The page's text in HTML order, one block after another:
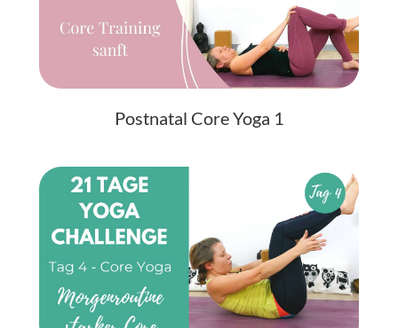
Postnatal Core Yoga 1